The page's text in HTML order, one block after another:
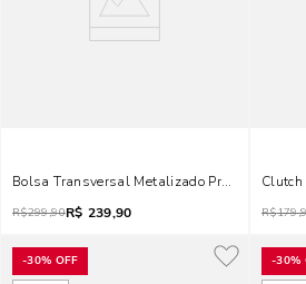
Bolsa Transversal Metalizado Prata
R$299,90R$ 239,90
Clutch
R$
-30% OFF -30%